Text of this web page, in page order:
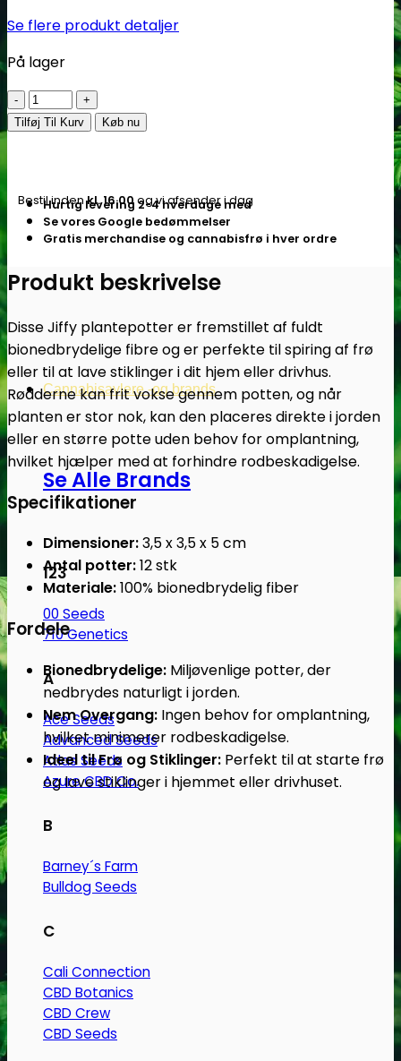
Cannabisavlere -og brands
Se Alle Brands
123
00 Seeds
710 Genetics
A
Ace Seeds
Advanced Seeds
Atlas Seeds
Azure CBD Co.
B
Barney´s Farm
Bulldog Seeds
C
Cali Connection
CBD Botanics
CBD Crew
CBD Seeds
Se flere produkt detaljer
På lager
Jiffy
|
-
10
8x8
antal
Tilføj Til Kurv Køb nu
Bestil indenkl. 16.00og vi afsender i dag
Hurtig levering 2-4 hverdage med
Se vores Google bedømmelser
Gratis merchandise og cannabisfrø i hver ordre
Produkt beskrivelse
Disse Jiffy plantepotter er fremstillet af fuldt
bionedbrydelige fibre og er perfekte til spiring af frø
eller til at lave stiklinger i dit hjem eller drivhus.
Rødderne kan frit vokse gennem potten, og når
planten er stor nok, kan den placeres direkte i jorden
eller en større potte uden behov for omplantning,
hvilket hjælper med at forhindre rodbeskadigelse.
Specifikationer
Dimensioner:3,5 x 3,5 x 5 cm
Antal potter:12 stk
Materiale:100% bionedbrydelig fiber
Fordele
Bionedbrydelige: Miljøvenlige potter, der
nedbrydes naturligt i jorden.
Nem Overgang: Ingen behov for omplantning,
hvilket minimerer rodbeskadigelse.
Ideel til Frø og Stiklinger: Perfekt til at starte frø
og lave stiklinger i hjemmet eller drivhuset.